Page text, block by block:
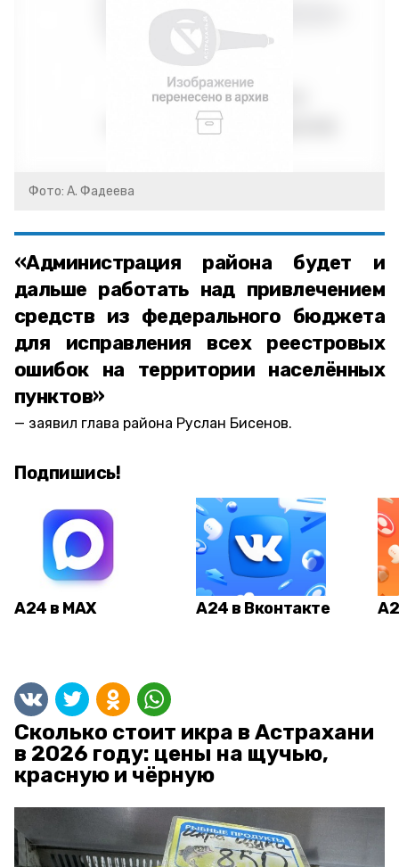
Фото: А. Фадеева
«Администрация района будет и
дальше работать над привлечением
средств из федерального бюджета
для исправления всех реестровых
ошибок на территории населённых
пунктов»
заявил глава района Руслан Бисенов.
Подпишись!
А24 в MAX А24 в Вконтакте
Сколько стоит икра в Астрахани
в 2026 году: цены на щучью,
красную и чёрную